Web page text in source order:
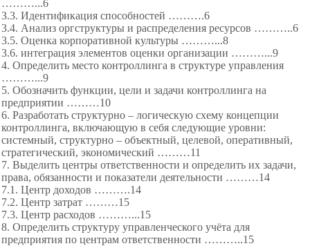
………...6
3.3. Идентификация способностей ……….6
3.4. Анализ оргструктуры и распределения ресурсов ………..6
3.5. Оценка корпоративной культуры ………...8
3.6. интеграция элементов оценки организации ………...9
4. Определить место контроллинга в структуре управления
………...9
5. Обозначить функции, цели и задачи контроллинга на
предприятии ………10
6. Разработать структурно – логическую схему концепции
контроллинга, включающую в себя следующие уровни:
системный, структурно – объектный, целевой, оперативный,
стратегический, экономический ………11
7. Выделить центры ответственности и определить их задачи,
права, обязанности и показатели деятельности ………14
7.1. Центр доходов ……….14
7.2. Центр затрат ………15
7.3. Центр расходов ………...15
8. Определить структуру управленческого учёта для
предприятия по центрам ответственности ………..15